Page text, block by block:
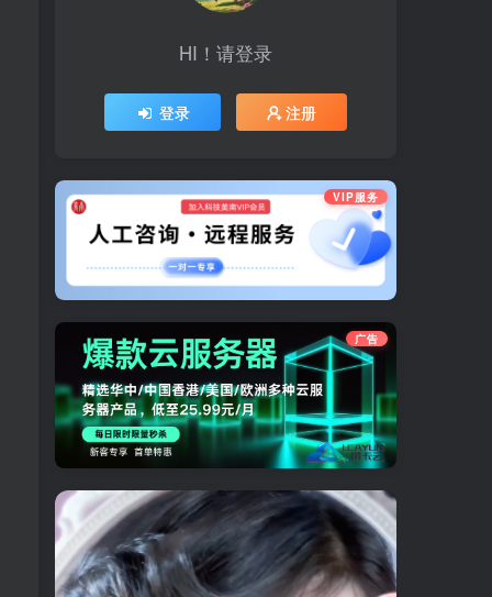
HI！请登录
登录 注册
VIP服务
广告